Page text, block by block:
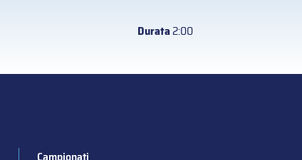
Durata2:00